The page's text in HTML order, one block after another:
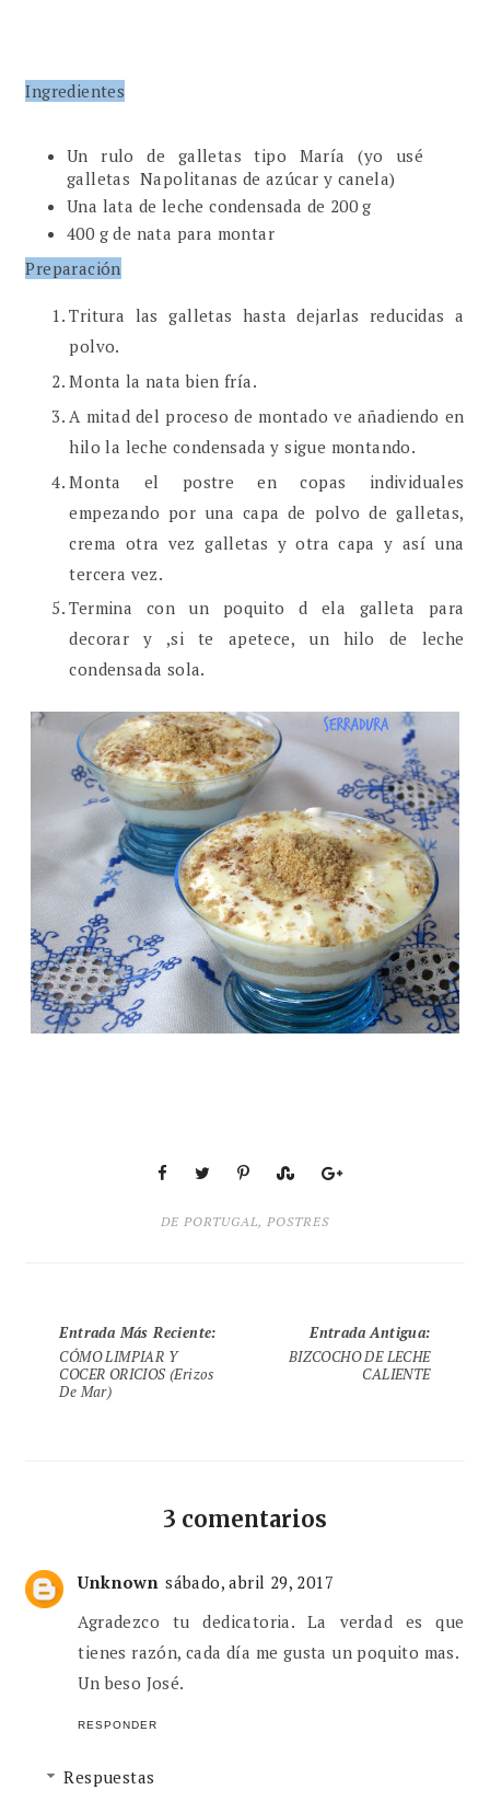
Ingredientes
Un rulo de galletas tipo María (yo usé
galletas Napolitanas de azúcar y canela)
Una lata de leche condensada de 200 g
400 g de nata para montar
Preparación
Tritura las galletas hasta dejarlas reducidas a
polvo.
Monta la nata bien fría.
A mitad del proceso de montado ve añadiendo en
hilo la leche condensada y sigue montando.
Monta el postre en copas individuales
empezando por una capa de polvo de galletas,
crema otra vez galletas y otra capa y así una
tercera vez.
Termina con un poquito d ela galleta para
decorar y ,si te apetece, un hilo de leche
condensada sola.
DE PORTUGAL, POSTRES
Entrada Más Reciente:
CÓMO LIMPIAR Y
COCER ORICIOS (erizos
De Mar)
Entrada Antigua:
BIZCOCHO DE LECHE
CALIENTE
3 comentarios
Unknown sábado, abril 29, 2017
Agradezco tu dedicatoria. La verdad es que
tienes razón, cada día me gusta un poquito mas.
Un beso José.
RESPONDER
Respuestas